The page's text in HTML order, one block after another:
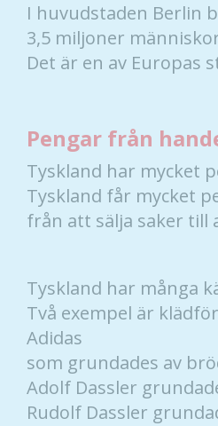
I huvudstaden Berlin
3,5 miljoner
Det är en av Europas
Pengar från
Tyskland har mycket
Tyskland får mycket
från att sälja saker till
Tyskland har många
Två exempel är
Adidas
som grundades av
Adolf Dassler
Rudolf Dassler